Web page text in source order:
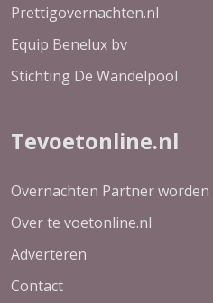
Prettigovernachten.nl
Equip Benelux bv
Stichting De Wandelpool
Tevoetonline.nl
Overnachten Partner worden
Over te voetonline.nl
Adverteren
Contact